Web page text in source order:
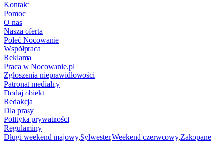
Kontakt
Pomoc
O nas
Nasza oferta
Poleć Nocowanie
Współpraca
Reklama
Praca w Nocowanie.pl
Zgłoszenia nieprawidłowości
Patronat medialny
Dodaj obiekt
Redakcja
Dla prasy
Polityka prywatności
Regulaminy
Długi weekend majowy,Sylwester,Weekend czerwcowy,Zakopane